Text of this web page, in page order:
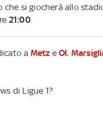
che si giocherà allo
21:00.
a Metz eOl.
di Ligue 1?